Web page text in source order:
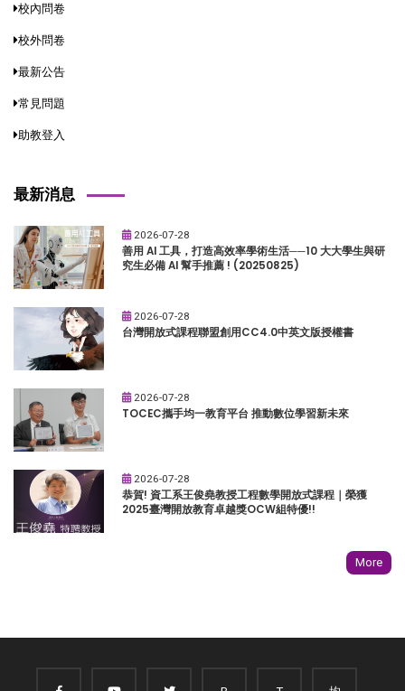
校內問卷
校外問卷
最新公告
常見問題
助教登入
最新消息
2026-07-28
善用 AI 工具，打造高效率學術生活──10 大大學生與研
究生必備 AI 幫手推薦 ! (20250825)
2026-07-28
台灣開放式課程聯盟創用CC4.0中英文版授權書
2026-07-28
TOCEC攜手均一教育平台 推動數位學習新未來
2026-07-28
恭賀! 資工系王俊堯教授工程數學開放式課程｜榮獲
2025臺灣開放教育卓越獎OCW組特優!!
More